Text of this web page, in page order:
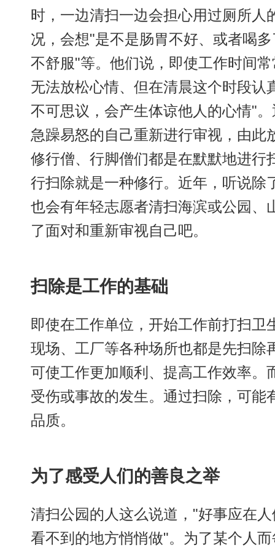
时，一边清扫一边会担心用过厕所人
况，会想"是不是肠胃不好、或者喝
不舒服"等。他们说，即使工作时间常
无法放松心情、但在清晨这个时段认
不可思议，会产生体谅他人的心情"
急躁易怒的自己重新进行审视，由此
修行僧、行脚僧们都是在默默地进行
行扫除就是一种修行。近年，听说除
也会有年轻志愿者清扫海滨或公园、
了面对和重新审视自己吧。
扫除是工作的基础
即使在工作单位，开始工作前打扫卫
现场、工厂等各种场所也都是先扫除
可使工作更加顺利、提高工作效率。
受伤或事故的发生。通过扫除，可能
品质。
为了感受人们的善良之举
清扫公园的人这么说道，"好事应在人
看不到的地方悄悄做"。为了某个人而